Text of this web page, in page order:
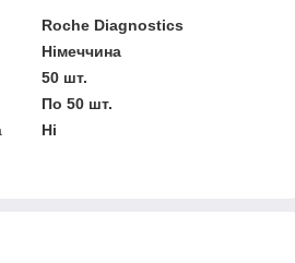
Roche Diagnostics
Німеччина
50 шт.
По 50 шт.
Ні